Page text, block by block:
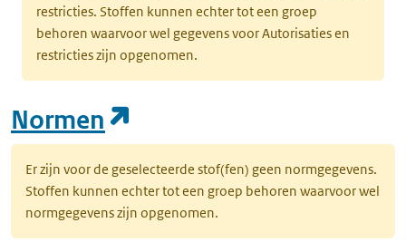
restricties. Stoffen kunnen echter tot een groep
behoren waarvoor wel gegevens voor Autorisaties en
restricties zijn opgenomen.
Normen
Er zijn voor de geselecteerde stof(fen) geen normgegevens.
Stoffen kunnen echter tot een groep behoren waarvoor wel
normgegevens zijn opgenomen.